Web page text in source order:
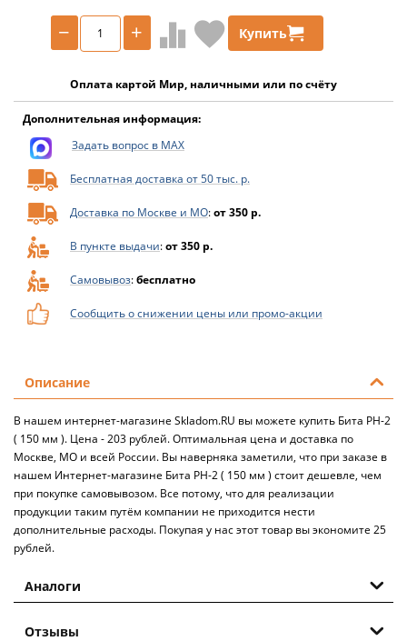
+
− Купить
Оплата картой Мир, наличными или по счёту
Дополнительная информация:
Задать вопрос в MAX
Бесплатная доставка от 50 тыс. р.
Доставка по Москве и МО:от 350 р.
В пункте выдачи:от 350 р.
Самовывоз:бесплатно
Сообщить о снижении цены или промо-акции
Описание
В нашем интернет-магазине Skladom.RU вы можете купить Бита РН-2
( 150 мм ). Цена - 203 рублей. Оптимальная цена и доставка по
Москве, МО и всей России. Вы наверняка заметили, что при заказе в
нашем Интернет-магазине Бита РН-2 ( 150 мм ) стоит дешевле, чем
при покупке самовывозом. Все потому, что для реализации
продукции таким путём компании не приходится нести
дополнительные расходы. Покупая у нас этот товар вы экономите 25
рублей.
Аналоги
Отзывы